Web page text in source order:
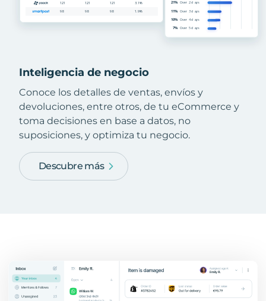
Inteligencia de negocio
Conoce los detalles de ventas, envíos y
devoluciones, entre otros, de tu eCommerce y
toma decisiones en base a datos, no
suposiciones, y optimiza tu negocio.
Descubre más